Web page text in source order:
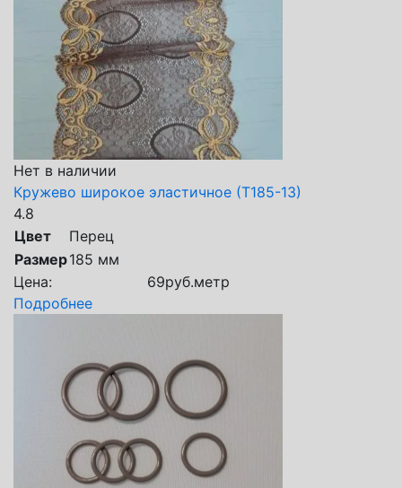
Нет в наличии
Кружево широкое эластичное (Т185-13)
4.8
Цвет
Перец
Размер185 мм
Цена:
69руб.метр
Подробнее